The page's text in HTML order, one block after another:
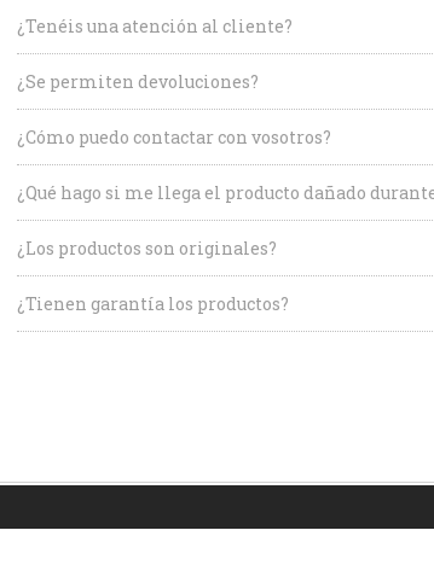
¿Tenéis una atención al cliente?
¿Se permiten devoluciones?
¿Cómo puedo contactar con vosotros?
¿Qué hago si me llega el producto dañado
¿Los productos son originales?
¿Tienen garantía los productos?